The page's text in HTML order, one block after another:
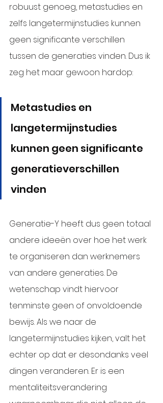
robuust genoeg, metastudies en
zelfs langetermijnstudies kunnen
geen significante verschillen
tussen de generaties vinden. Dus ik
zeg het maar gewoon hardop:
Metastudies en
langetermijnstudies
kunnen geen significante
generatieverschillen
vinden
Generatie-Y heeft dus geen totaal
andere ideeën over hoe het werk
te organiseren dan werknemers
van andere generaties. De
wetenschap vindt hiervoor
tenminste geen of onvoldoende
bewijs. Als we naar de
langetermijnstudies kijken, valt het
echter op dat er desondanks veel
dingen veranderen. Er is een
mentaliteitsverandering